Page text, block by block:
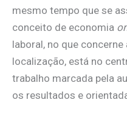
mesmo tempo que se
conceito de economia
laboral, no que
localização, está no
trabalho marcada pela
os resultados e